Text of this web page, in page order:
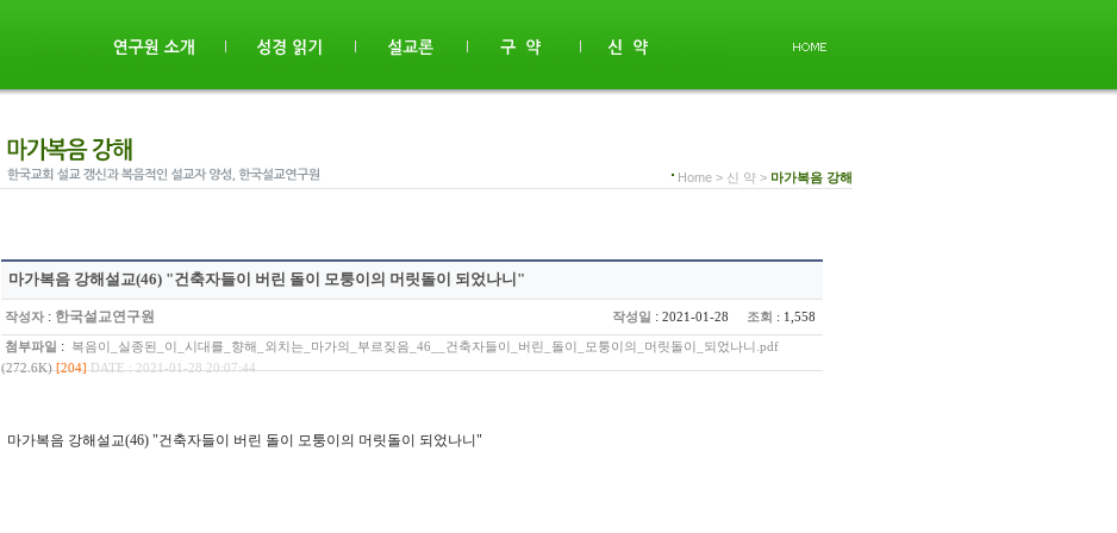
Home > 신 약 > 마가복음 강해
마가복음 강해설교(46) "건축자들이 버린 돌이 모퉁이의 머릿돌이 되었나니"
작성자 : 한국설교연구원 작성일 : 2021-01-28 조회 : 1,558
첨부파일 : 복음이_실종된_이_시대를_향해_외치는_마가의_부르짖음_46__건축자들이_버린_돌이_모퉁이의_머릿돌이_되었나니.pdf
(272.6K) [204] DATE : 2021-01-28 20:07:44
마가복음 강해설교(46) "건축자들이 버린 돌이 모퉁이의 머릿돌이 되었나니"